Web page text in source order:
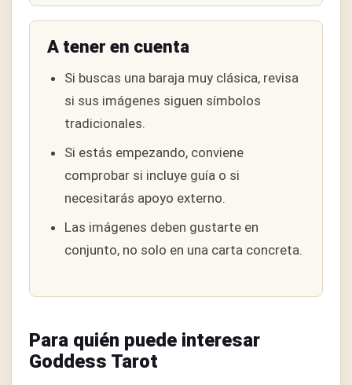
A tener en cuenta
Si buscas una baraja muy clásica, revisa
si sus imágenes siguen símbolos
tradicionales.
Si estás empezando, conviene
comprobar si incluye guía o si
necesitarás apoyo externo.
Las imágenes deben gustarte en
conjunto, no solo en una carta concreta.
Para quién puede interesar
Goddess Tarot